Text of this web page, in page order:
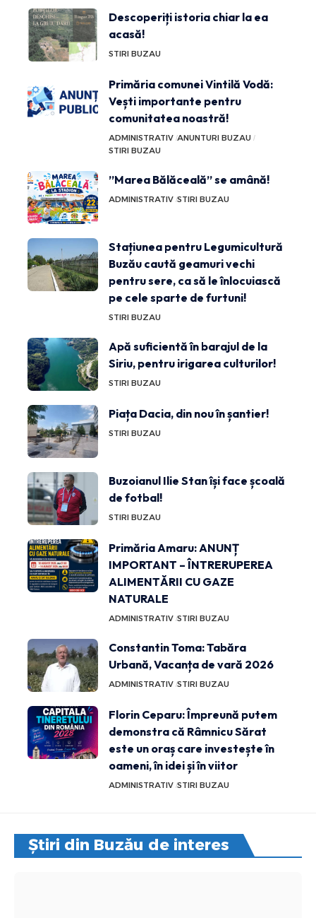
Descoperiți istoria chiar la ea
acasă!
STIRI BUZAU
Primăria comunei Vintilă Vodă:
Vești importante pentru
comunitatea noastră!
ADMINISTRATIV ANUNTURI BUZAU
STIRI BUZAU
”Marea Bălăceală” se amână!
ADMINISTRATIV STIRI BUZAU
Stațiunea pentru Legumicultură
Buzău caută geamuri vechi
pentru sere, ca să le înlocuiască
pe cele sparte de furtuni!
STIRI BUZAU
Apă suficientă în barajul de la
Siriu, pentru irigarea culturilor!
STIRI BUZAU
Piața Dacia, din nou în șantier!
STIRI BUZAU
Buzoianul Ilie Stan își face școală
de fotbal!
STIRI BUZAU
Primăria Amaru: ANUNȚ
IMPORTANT – ÎNTRERUPEREA
ALIMENTĂRII CU GAZE
NATURALE
ADMINISTRATIV STIRI BUZAU
Constantin Toma: Tabăra
Urbană, Vacanța de vară 2026
ADMINISTRATIV STIRI BUZAU
Florin Ceparu: Împreună putem
demonstra că Râmnicu Sărat
este un oraș care investește în
oameni, în idei și în viitor
ADMINISTRATIV STIRI BUZAU
Știri din Buzău de interes